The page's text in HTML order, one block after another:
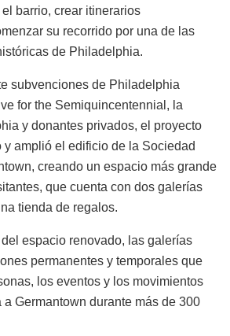
barrio, crear itinerarios
su recorrido por una de las
de Philadelphia.
subvenciones de Philadelphia
for the Semiquincentennial, la
y donantes privados, el proyecto
y amplió el edificio de la Sociedad
creando un espacio más grande
que cuenta con dos galerías
tienda de regalos.
espacio renovado, las galerías
permanentes y temporales que
los eventos y los movimientos
Germantown durante más de 300